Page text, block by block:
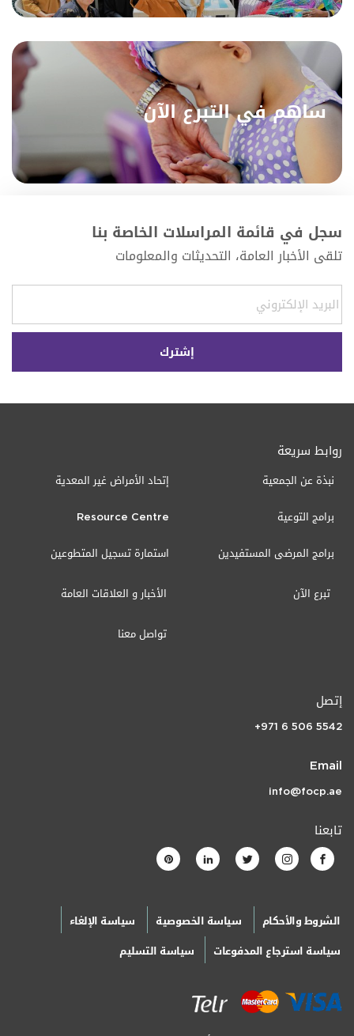
ساهم في التبرع الآن
سجل في قائمة المراسلات الخاصة بنا
تلقى الأخبار العامة، التحديثات والمعلومات
روابط سريعة
نبذة عن الجمعية
برامج التوعية
برامج المرضى المستفيدين
إتحاد الأمراض غير المعدية
Resource Centre
استمارة تسجيل المتطوعين
الأخبار و العلاقات العامة تبرع الآن
تواصل معنا
إتصل
+971 6 506 5542
Email
info@focp.ae
تابعنا
الشروط والأحكام سياسة الخصوصية
سياسة الإلغاء
سياسة استرجاع المدفوعات
سياسة التسليم